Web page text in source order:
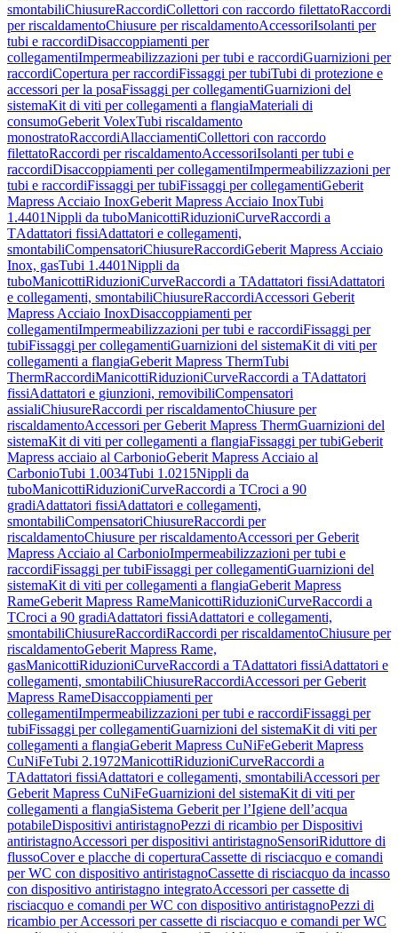
smontabiliChiusureRaccordiCollettori con raccordo filettatoRaccordi
per riscaldamentoChiusure per riscaldamentoAccessoriIsolanti per
tubi e raccordiDisaccoppiamenti per
collegamentiImpermeabilizzazioni per tubi e raccordiGuarnizioni per
raccordiCopertura per raccordiFissaggi per tubiTubi di protezione e
accessori per la posaFissaggi per collegamentiGuarnizioni del
sistemaKit di viti per collegamenti a flangiaMateriali di
consumoGeberit VolexTubi riscaldamento
monostratoRaccordiAllacciamentiCollettori con raccordo
filettatoRaccordi per riscaldamentoAccessoriIsolanti per tubi e
raccordiDisaccoppiamenti per collegamentiImpermeabilizzazioni per
tubi e raccordiFissaggi per tubiFissaggi per collegamentiGeberit
Mapress Acciaio InoxGeberit Mapress Acciaio InoxTubi
1.4401Nippli da tuboManicottiRiduzioniCurveRaccordi a
TAdattatori fissiAdattatori e collegamenti,
smontabiliCompensatoriChiusureRaccordiGeberit Mapress Acciaio
Inox, gasTubi 1.4401Nippli da
tuboManicottiRiduzioniCurveRaccordi a TAdattatori fissiAdattatori
e collegamenti, smontabiliChiusureRaccordiAccessori Geberit
Mapress Acciaio InoxDisaccoppiamenti per
collegamentiImpermeabilizzazioni per tubi e raccordiFissaggi per
tubiFissaggi per collegamentiGuarnizioni del sistemaKit di viti per
collegamenti a flangiaGeberit Mapress ThermTubi
ThermRaccordiManicottiRiduzioniCurveRaccordi a TAdattatori
fissiAdattatori e giunzioni, removibiliCompensatori
assialiChiusureRaccordi per riscaldamentoChiusure per
riscaldamentoAccessori per Geberit Mapress ThermGuarnizioni del
sistemaKit di viti per collegamenti a flangiaFissaggi per tubiGeberit
Mapress acciaio al CarbonioGeberit Mapress Acciaio al
CarbonioTubi 1.0034Tubi 1.0215Nippli da
tuboManicottiRiduzioniCurveRaccordi a TCroci a 90
gradiAdattatori fissiAdattatori e collegamenti,
smontabiliCompensatoriChiusureRaccordi per
riscaldamentoChiusure per riscaldamentoAccessori per Geberit
Mapress Acciaio al CarbonioImpermeabilizzazioni per tubi e
raccordiFissaggi per tubiFissaggi per collegamentiGuarnizioni del
sistemaKit di viti per collegamenti a flangiaGeberit Mapress
RameGeberit Mapress RameManicottiRiduzioniCurveRaccordi a
TCroci a 90 gradiAdattatori fissiAdattatori e collegamenti,
smontabiliChiusureRaccordiRaccordi per riscaldamentoChiusure per
riscaldamentoGeberit Mapress Rame,
gasManicottiRiduzioniCurveRaccordi a TAdattatori fissiAdattatori e
collegamenti, smontabiliChiusureRaccordiAccessori per Geberit
Mapress RameDisaccoppiamenti per
collegamentiImpermeabilizzazioni per tubi e raccordiFissaggi per
tubiFissaggi per collegamentiGuarnizioni del sistemaKit di viti per
collegamenti a flangiaGeberit Mapress CuNiFeGeberit Mapress
CuNiFeTubi 2.1972ManicottiRiduzioniCurveRaccordi a
TAdattatori fissiAdattatori e collegamenti, smontabiliAccessori per
Geberit Mapress CuNiFeGuarnizioni del sistemaKit di viti per
collegamenti a flangiaSistema Geberit per l’Igiene dell’acqua
potabileDispositivi antiristagnoPezzi di ricambio per Dispositivi
antiristagnoAccessori per dispositivi antiristagnoSensoriRiduttore di
flussoCover e placche di coperturaCassette di risciacquo e comandi
per WC con dispositivo antiristagnoCassette di risciacquo da incasso
con dispositivo antiristagno integratoAccessori per cassette di
risciacquo e comandi per WC con dispositivo antiristagnoPezzi di
ricambio per Accessori per cassette di risciacquo e comandi per WC